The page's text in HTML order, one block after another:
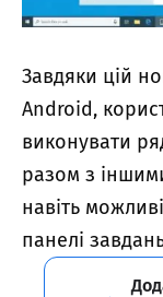
Завдяки цій
Android,
виконувати
разом з
навіть
панелі